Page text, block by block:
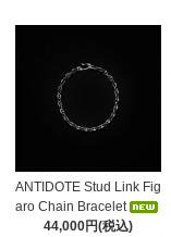
ANTIDOTE Stud Link Fig
aro Chain Bracelet
44,000円(税込)